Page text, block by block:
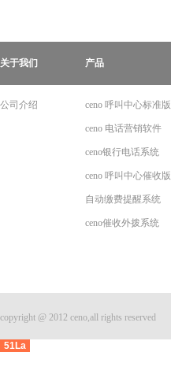
关于我们
公司介绍
产品
ceno 呼叫中心标准版
ceno 电话营销软件
ceno银行电话系统
ceno 呼叫中心催收版
自动缴费提醒系统
ceno催收外拨系统
copyright @ 2012 ceno,all rights reserved
51La